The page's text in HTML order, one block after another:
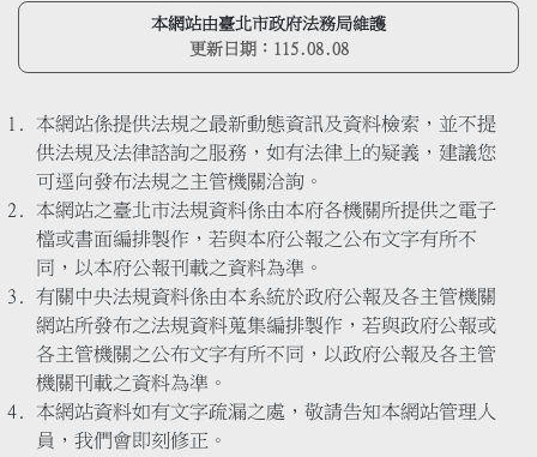
本網站由臺北市政府法務局維護
更新日期： 115.08.08
本網站係提供法規之最新動態資訊及資料檢索，並不提
供法規及法律諮詢之服務，如有法律上的疑義，建議您
可逕向發布法規之主管機關洽詢。
本網站之臺北市法規資料係由本府各機關所提供之電子
檔或書面編排製作，若與本府公報之公布文字有所不
同，以本府公報刊載之資料為準。
有關中央法規資料係由本系統於政府公報及各主管機關
網站所發布之法規資料蒐集編排製作，若與政府公報或
各主管機關之公布文字有所不同，以政府公報及各主管
機關刊載之資料為準。
本網站資料如有文字疏漏之處，敬請告知本網站管理人
員，我們會即刻修正。